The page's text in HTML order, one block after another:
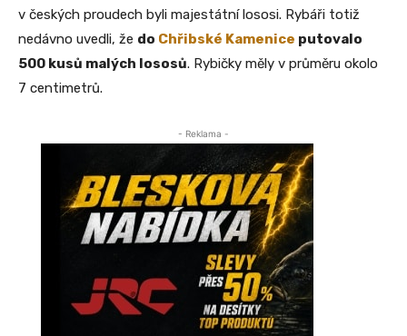
v českých proudech byli majestátní lososi. Rybáři totiž
nedávno uvedli, že do Chřibské Kamenice putovalo
500 kusů malých lososů. Rybičky měly v průměru okolo
7 centimetrů.
- Reklama -